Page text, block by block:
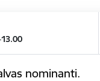
nominanti.